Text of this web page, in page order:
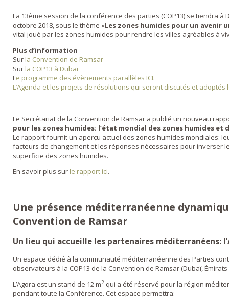
La 13ème session de la conférence des parties (COP13) se tiendra à
octobre 2018, sous le thème «Les zones humides pour un avenir
vital joué par les zones humides pour rendre les villes agréables à
Plus d’information
Sur la Convention de Ramsar
Sur la COP13 à Dubaï
Le programme des évènements parallèles ICI.
L’Agenda et les projets de résolutions qui seront discutés et adoptés
Le Secrétariat de la Convention de Ramsar a publié un nouveau
pour les zones humides: l’état mondial des zones humides et
Le rapport fournit un aperçu actuel des zones humides mondiales:
facteurs de changement et les réponses nécessaires pour inverser
superficie des zones humides.
En savoir plus sur le rapport ici.
Une présence méditerranéenne
Convention de Ramsar
Un lieu qui accueille les partenaires méditerranéens:
Un espace dédié à la communauté méditerranéenne des Parties
observateurs à la COP13 de la Convention de Ramsar (Dubaï,
L’Agora est un stand de 12 m2 qui a été réservé pour la région
pendant toute la Conférence. Cet espace permettra: